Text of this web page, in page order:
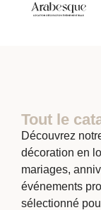
Tout le
Découvrez
décoration en
mariages,
événements
sélectionné